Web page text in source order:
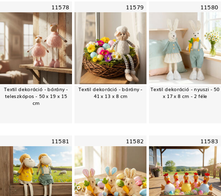
11578
Textil dekoráció - bárány -
teleszkópos - 50 x 19 x 15
cm
11579
Textil dekoráció - bárány -
41 x 13 x 8 cm
11580
Textil dekoráció - nyuszi - 50
x 17 x 8 cm - 2 féle
11581 11582 11583